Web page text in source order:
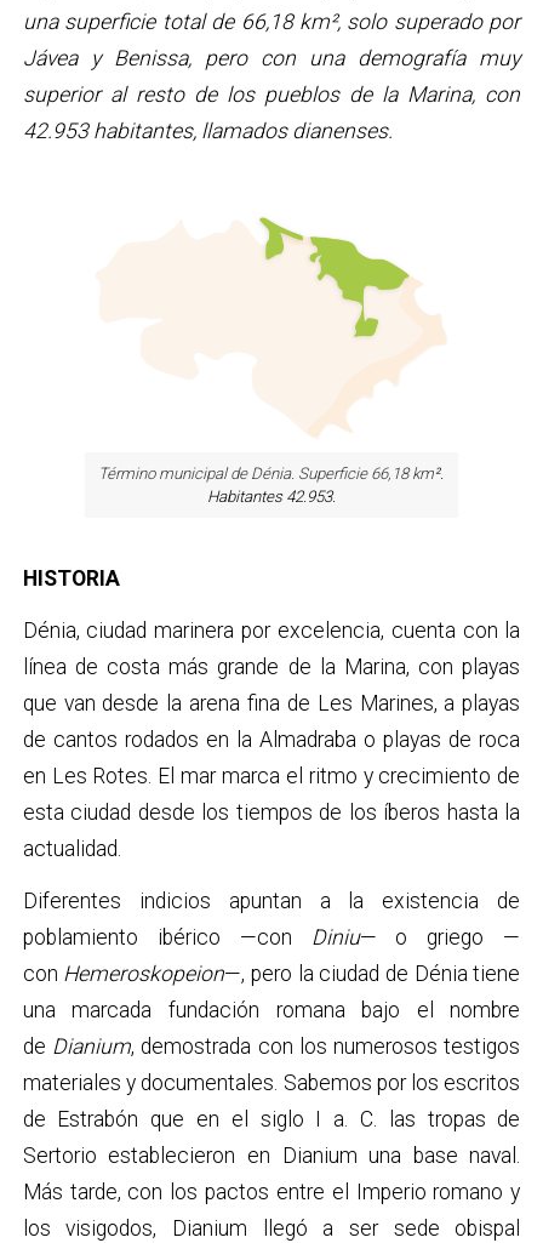
una superficie total de 66,18 km², solo superado por
Jávea y Benissa, pero con una demografía muy
superior al resto de los pueblos de la Marina, con
42.953 habitantes, llamados dianenses.
Término municipal de Dénia. Superficie 66,18 km².
Habitantes 42.953.
HISTORIA
Dénia, ciudad marinera por excelencia, cuenta con la
línea de costa más grande de la Marina, con playas
que van desde la arena fina de Les Marines, a playas
de cantos rodados en la Almadraba o playas de roca
en Les Rotes. El mar marca el ritmo y crecimiento de
esta ciudad desde los tiempos de los íberos hasta la
actualidad.
Diferentes indicios apuntan a la existencia de
poblamiento ibérico —con Diniu—
o griego —
con Hemeroskopeion—, pero la ciudad de Dénia tiene
una marcada fundación romana bajo el nombre
de Dianium, demostrada con los numerosos testigos
materiales y documentales. Sabemos por los escritos
de Estrabón que en el siglo I a. C. las tropas de
Sertorio establecieron en Dianium una base naval.
Más tarde, con los pactos entre el Imperio romano y
los visigodos, Dianium llegó a ser sede obispal